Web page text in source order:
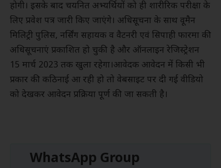
होगी। इसके बाद चयनित अभ्यर्थियों को ही शारीरिक परीक्षा के
लिए प्रवेश पत्र जारी किए जाएंगे। अधिसूचना के साथ वूमैन
मिलिट्री पुलिस, नर्सिंग सहायक व वैटनरी एवं सिपाही फारमा की
अधिसूचनाएं प्रकाशित हो चुकी है और ऑनलाइन रेजिस्ट्रेशन
15 मार्च 2023 तक खुला रहेगा।आवेदक आवेदन में किसी भी
प्रकार की कठिनाई आ रही हो तो वेबसाइट पर दी गई वीडियो
को देखकर आवेदन प्रक्रिया पूर्ण की जा सकती है।
WhatsApp Group